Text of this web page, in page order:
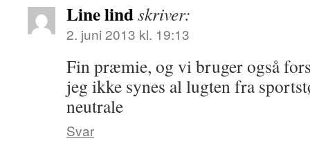
Line lindskriver:
2. juni 2013 kl. 19:13
Fin præmie, og vi bruger også
jeg ikke synes al lugten fra
neutrale
Svar